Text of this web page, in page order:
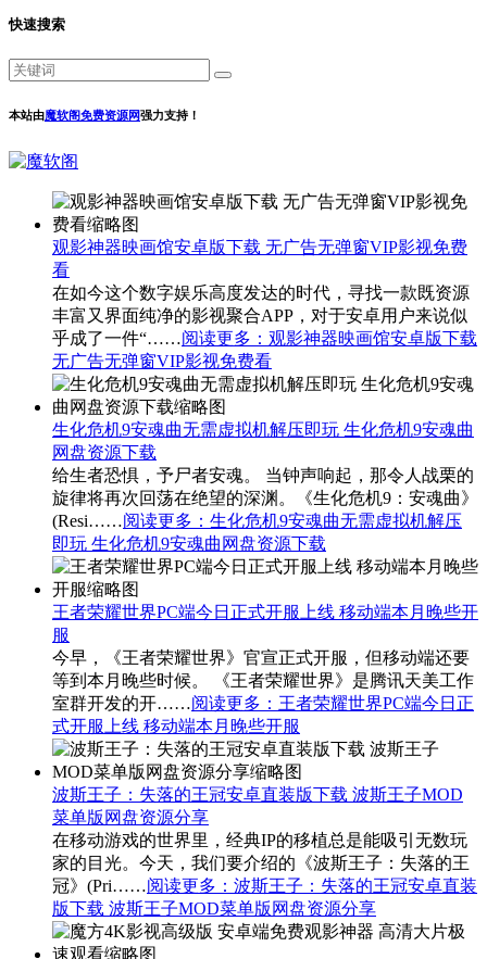
快速搜索
本站由魔软阁免费资源网强力支持！
观影神器映画馆安卓版下载 无广告无弹窗VIP影视免费
看
在如今这个数字娱乐高度发达的时代，寻找一款既资源
丰富又界面纯净的影视聚合APP，对于安卓用户来说似
乎成了一件“……阅读更多 ：观影神器映画馆安卓版下载
无广告无弹窗VIP影视免费看
生化危机9安魂曲无需虚拟机解压即玩 生化危机9安魂曲
网盘资源下载
给生者恐惧，予尸者安魂。 当钟声响起，那令人战栗的
旋律将再次回荡在绝望的深渊。《生化危机9：安魂曲》
(Resi……阅读更多 ：生化危机9安魂曲无需虚拟机解压
即玩 生化危机9安魂曲网盘资源下载
王者荣耀世界PC端今日正式开服上线 移动端本月晚些开
服
今早，《王者荣耀世界》官宣正式开服，但移动端还要
等到本月晚些时候。 《王者荣耀世界》是腾讯天美工作
室群开发的开……阅读更多 ：王者荣耀世界PC端今日正
式开服上线 移动端本月晚些开服
波斯王子：失落的王冠安卓直装版下载 波斯王子MOD
菜单版网盘资源分享
在移动游戏的世界里，经典IP的移植总是能吸引无数玩
家的目光。今天，我们要介绍的《波斯王子：失落的王
冠》(Pri……阅读更多 ：波斯王子：失落的王冠安卓直装
版下载 波斯王子MOD菜单版网盘资源分享